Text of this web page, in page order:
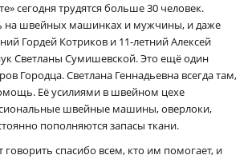
сегодня трудятся больше 30 человек.
на швейных машинках и мужчины, и даже
Гордей Котриков и 11‑летний Алексей
Светланы Сумишевской. Это ещё один
Городца. Светлана Геннадьевна всегда там,
Её усилиями в швейном цехе
швейные машины, оверлоки,
пополняются запасы ткани.
спасибо всем, кто им помогает, и